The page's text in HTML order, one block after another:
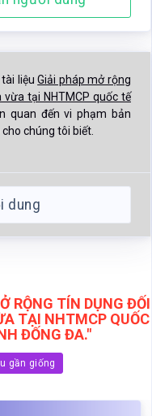
tài liệuGiải pháp mở rộng
tại NHTMCP quốc tế
quan đến vi phạm bản
chúng tôi biết.
dung
RỘNG TÍN DỤNG ĐỐI
TẠI NHTMCP QUỐC
ĐỐNG ĐA."
gần giống